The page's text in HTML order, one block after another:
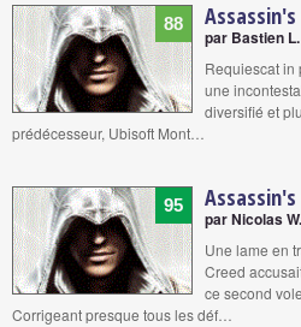
88
par Bastien L.
Requiescat in
une
diversifié et
prédécesseur, Ubisoft Mont…
95
par Nicolas W.
Une lame en
Creed
ce second
Corrigeant presque tous les déf…